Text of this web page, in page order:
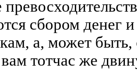
сбором денег
а, может быть,
тотчас же